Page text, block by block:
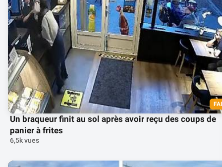
Un braqueur finit au sol après avoir reçu des coups de
panier à frites
6,5k vues